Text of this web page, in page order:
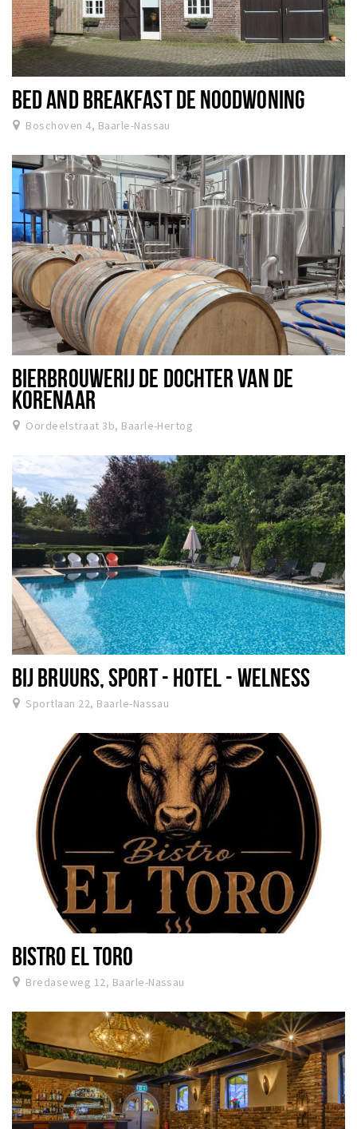
BED AND BREAKFAST DE NOODWONING
Boschoven 4, Baarle-Nassau
BIERBROUWERIJ DE DOCHTER VAN DE
KORENAAR
Oordeelstraat 3b, Baarle-Hertog
BIJ BRUURS, SPORT - HOTEL - WELNESS
Sportlaan 22, Baarle-Nassau
BISTRO EL TORO
Bredaseweg 12, Baarle-Nassau